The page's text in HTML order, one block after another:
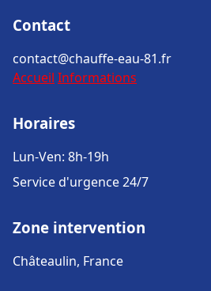
Contact
contact@chauffe-eau-81.fr
Accueil Informations
Horaires
Lun-Ven: 8h-19h
Service d'urgence 24/7
Zone intervention
Châteaulin, France